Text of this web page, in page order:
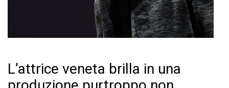
L’attrice veneta brilla in una